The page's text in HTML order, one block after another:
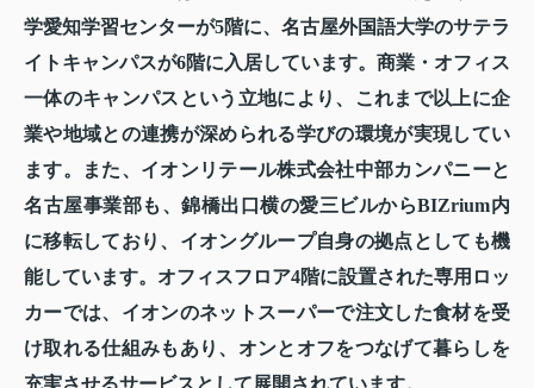
学愛知学習センターが5階に、名古屋外国語大学のサテラ
イトキャンパスが6階に入居しています。商業・オフィス
一体のキャンパスという立地により、これまで以上に企
業や地域との連携が深められる学びの環境が実現してい
ます。また、イオンリテール株式会社中部カンパニーと
名古屋事業部も、錦橋出口横の愛三ビルからBIZrium内
に移転しており、イオングループ自身の拠点としても機
能しています。オフィスフロア4階に設置された専用ロッ
カーでは、イオンのネットスーパーで注文した食材を受
け取れる仕組みもあり、オンとオフをつなげて暮らしを